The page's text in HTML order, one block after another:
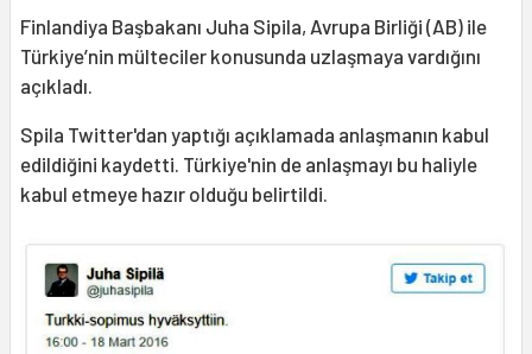
Finlandiya Başbakanı Juha Sipila, Avrupa Birliği (AB) ile
Türkiye’nin mülteciler konusunda uzlaşmaya vardığını
açıkladı.
Spila Twitter'dan yaptığı açıklamada anlaşmanın kabul
edildiğini kaydetti. Türkiye'nin de anlaşmayı bu haliyle
kabul etmeye hazır olduğu belirtildi.